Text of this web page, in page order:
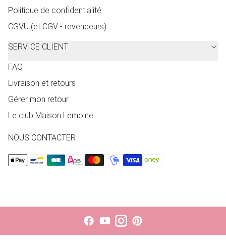
Politique de confidentialité
CGVU (et CGV - revendeurs)
SERVICE CLIENT
FAQ
Livraison et retours
Gérer mon retour
Le club Maison Lemoine
NOUS CONTACTER